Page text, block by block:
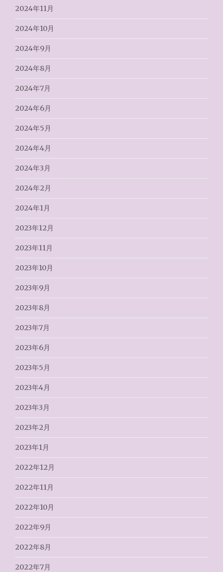
2024年11月
2024年10月
2024年9月
2024年8月
2024年7月
2024年6月
2024年5月
2024年4月
2024年3月
2024年2月
2024年1月
2023年12月
2023年11月
2023年10月
2023年9月
2023年8月
2023年7月
2023年6月
2023年5月
2023年4月
2023年3月
2023年2月
2023年1月
2022年12月
2022年11月
2022年10月
2022年9月
2022年8月
2022年7月